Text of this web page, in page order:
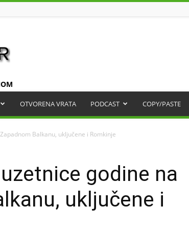
OTVORENA VRATA PODCAST COPY/PASTE
Balkanu, uključene i Romkinje
godine na
uključene i